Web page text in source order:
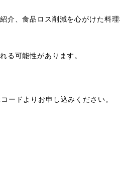
、食品ロス削減を心がけた料理
る可能性があります。
ードよりお申し込みください。